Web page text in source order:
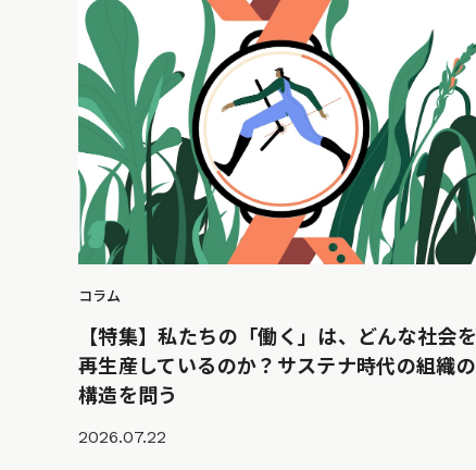
コラム
【特集】私たちの「働く」は、どんな社会を
再生産しているのか？サステナ時代の組織の
構造を問う
2026.07.22